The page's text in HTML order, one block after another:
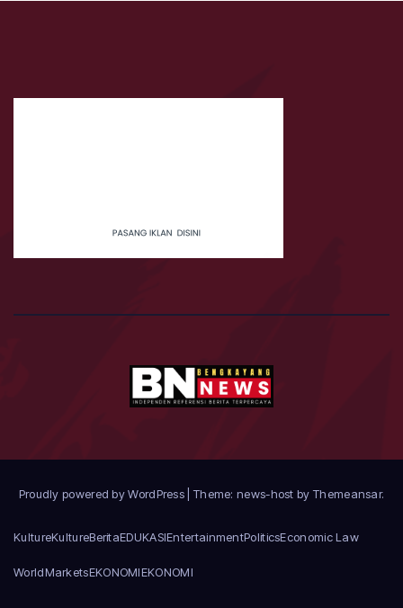
Proudly powered by WordPress Theme: news-host by Themeansar.
KultureKultureBeritaEDUKASIEntertainmentPoliticsEconomic Law
WorldMarketsEKONOMIEKONOMI